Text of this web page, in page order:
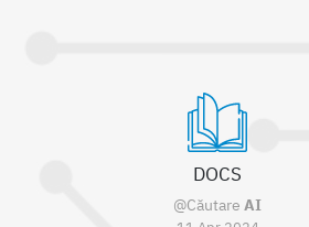
DOCS
@Căutare AI